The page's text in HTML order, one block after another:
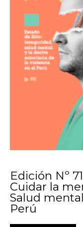
Edición Nº 71
Cuidar la
Salud
Perú